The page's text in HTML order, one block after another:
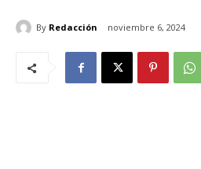
By Redacción noviembre 6, 2024